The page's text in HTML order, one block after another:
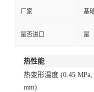
厂家 基
是否进口 是
热性能
热变形温度 (0.45
mm)